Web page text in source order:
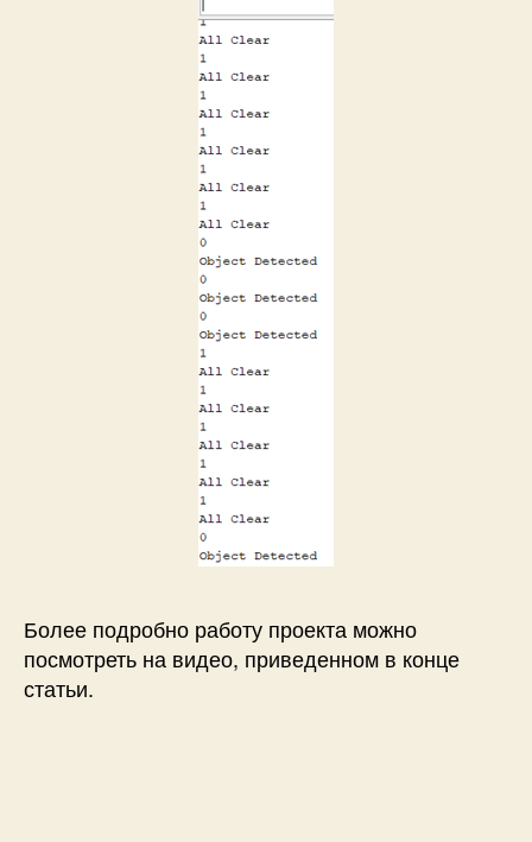
Более подробно работу проекта можно
посмотреть на видео, приведенном в конце
статьи.